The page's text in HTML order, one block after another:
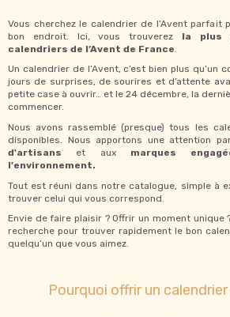
Vous cherchez le calendrier de l’Avent parfait
bon endroit. Ici, vous trouverez la plus
calendriers de l’Avent de France
Un calendrier de l’Avent, c’est bien plus qu’un
jours de surprises, de sourires et d’attente
petite case à ouvrir… et le 24 décembre, la
commencer.
Nous avons rassemblé (presque) tous les
disponibles. Nous apportons une attention
d'artisans et aux marques
l'environnement.
Tout est réuni dans notre catalogue, simple à
trouver celui qui vous correspond.
Envie de faire plaisir ? Offrir un moment unique
recherche pour trouver rapidement le bon
quelqu’un que vous aimez.
Pourquoi offrir un calendrier